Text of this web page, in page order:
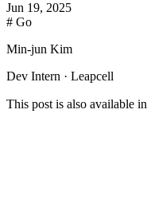
Jun 19, 2025
# Go
Min-jun Kim
Dev Intern · Leapcell
This post is also available in